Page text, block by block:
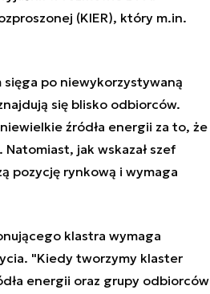
(KIER), który m.in.
po niewykorzystywaną
się blisko odbiorców.
źródła energii za to, że
jak wskazał szef
pozycję rynkową i wymaga
klastra wymaga
"Kiedy tworzymy klaster
energii oraz grupy odbiorców